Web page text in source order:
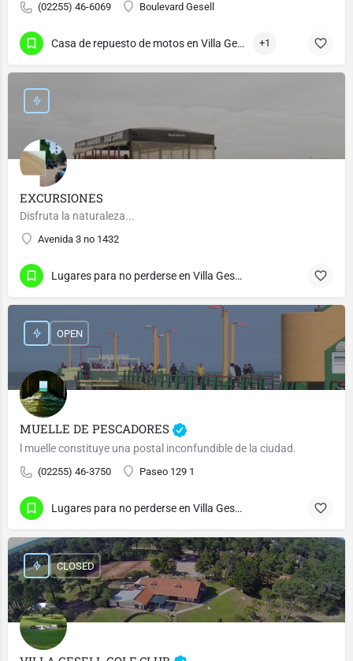
(02255) 46-6069 Boulevard Gesell
Casa de repuesto de motos en Villa Gesell +1
EXCURSIONES
Disfruta la naturaleza...
Avenida 3 no 1432
Lugares para no perderse en Villa Gesell
MUELLE DE PESCADORES
l muelle constituye una postal inconfundible de la ciudad.
(02255) 46-3750 Paseo 129 1
OPEN
Lugares para no perderse en Villa Gesell
CLOSED